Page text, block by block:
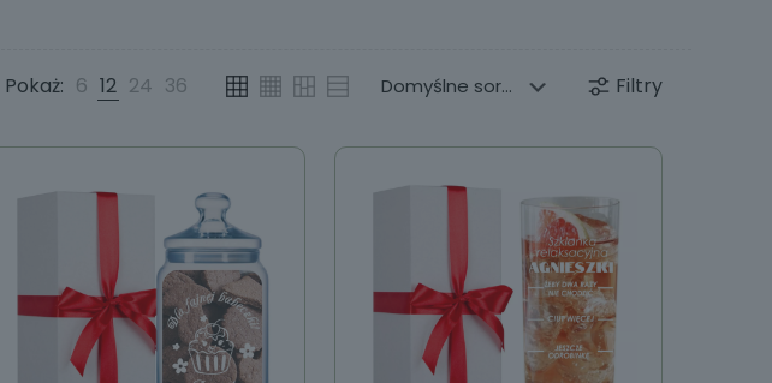
Pokaż: 6 12 24 36 Filtry